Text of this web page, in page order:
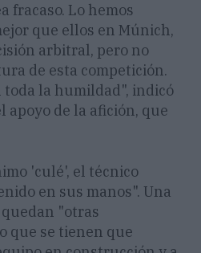
fracaso. Lo hemos
que ellos en Múnich,
arbitral, pero no
de esta competición.
toda la humildad", indicó
apoyo de la afición, que
'culé', el técnico
en sus manos". Una
"otras
que se tienen que